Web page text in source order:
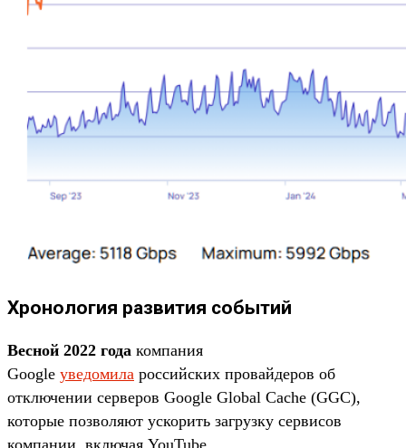
Хронология развития событий
Весной 2022 года компания
Google уведомила российских провайдеров об
отключении серверов Google Global Cache (GGC),
которые позволяют ускорить загрузку сервисов
компании, включая YouTube.